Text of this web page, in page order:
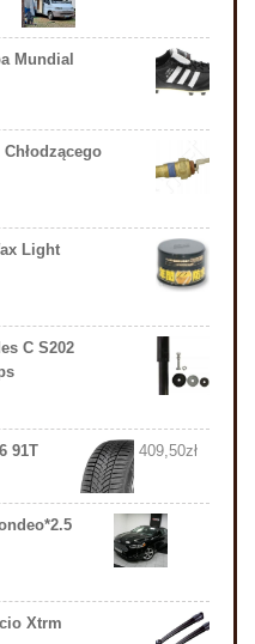
Mundial
Light
C S202
91T 409,50zł
Xtrm